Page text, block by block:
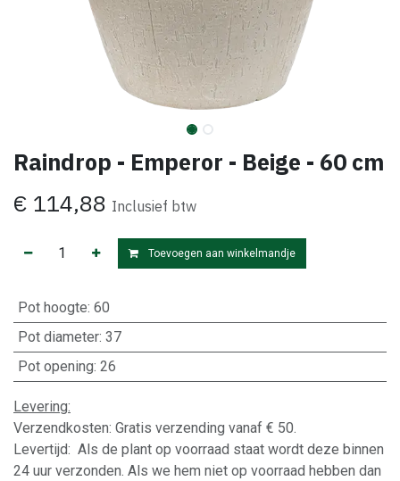
Raindrop - Emperor - Beige - 60 cm
€ 114,88 Inclusief btw
Toevoegen aan winkelmandje
Pot hoogte: 60
Pot diameter: 37
Pot opening: 26
Levering:
Verzendkosten: Gratis verzending vanaf € 50.
Levertijd: Als de plant op voorraad staat wordt deze binnen
24 uur verzonden. Als we hem niet op voorraad hebben dan